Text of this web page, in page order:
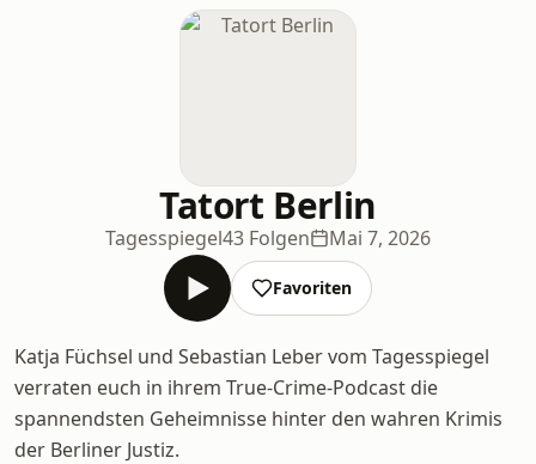
Tatort Berlin
Tagesspiegel43 Folgen Mai 7, 2026
Favoriten
Katja Füchsel und Sebastian Leber vom Tagesspiegel
verraten euch in ihrem True-Crime-Podcast die
spannendsten Geheimnisse hinter den wahren Krimis
der Berliner Justiz.